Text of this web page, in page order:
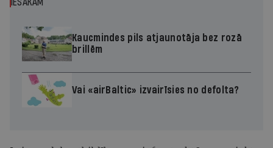
Kaucmindes pils atjaunotāja bez rozā
brillēm
Vai «airBaltic» izvairīsies no defolta?